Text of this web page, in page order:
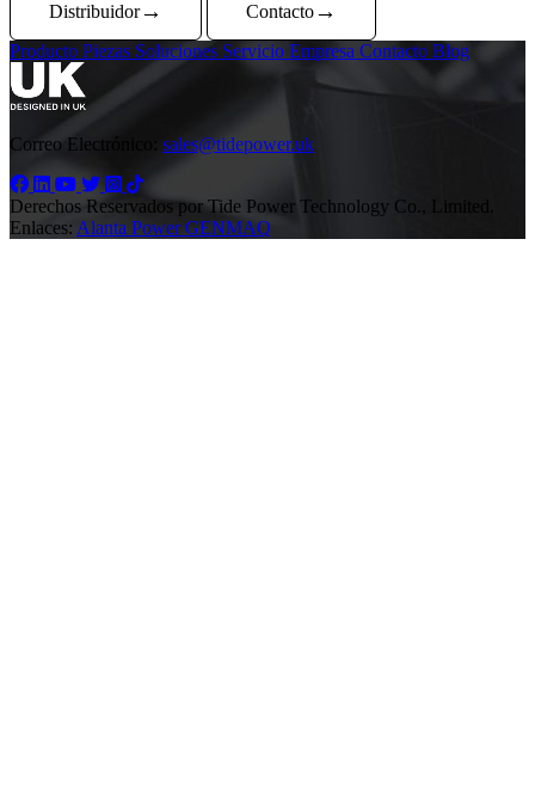
Distribuidor
Contacto
Producto Piezas Soluciones Servicio Empresa Contacto Blog
Correo Electrónico: sales@tidepower.uk
Derechos Reservados por Tide Power Technology Co., Limited.
Enlaces: Alanta PowerGENMAQ